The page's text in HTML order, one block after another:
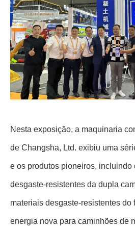
Nesta exposição, a maquinaria
de Changsha, Ltd. exibiu uma
e os produtos pioneiros, incluindo
desgaste-resistentes da dupla
materiais desgaste-resistentes do
energia nova para caminhões de